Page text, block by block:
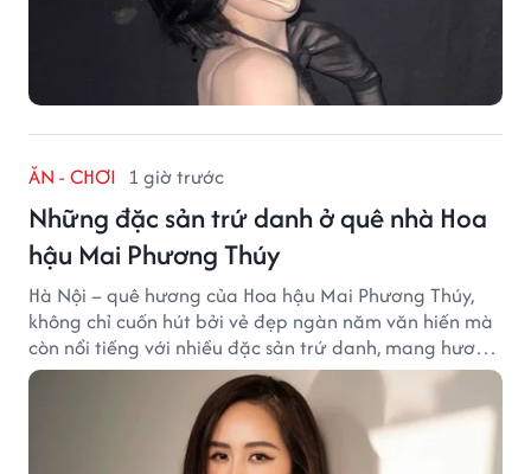
ĂN - CHƠI 1 giờ trước
Những đặc sản trứ danh ở quê nhà Hoa
hậu Mai Phương Thúy
Hà Nội – quê hương của Hoa hậu Mai Phương Thúy,
không chỉ cuốn hút bởi vẻ đẹp ngàn năm văn hiến mà
còn nổi tiếng với nhiều đặc sản trứ danh, mang hương
vị tinh tế và đậm đà bản sắc đất kinh kỳ.